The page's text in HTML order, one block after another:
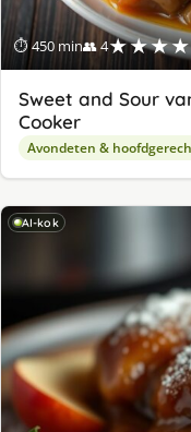
⏱ 450 min👥 4
Sweet and Sour
Cooker
Avondeten &
AI-kok